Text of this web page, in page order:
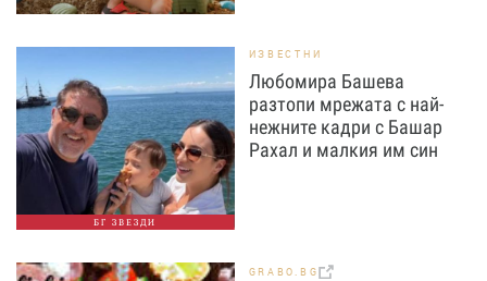
БГ ЗВЕЗДИ
ИЗВЕСТНИ
Любомира Башева
разтопи мрежата с най-
нежните кадри с Башар
Рахал и малкия им син
GRABO.BG